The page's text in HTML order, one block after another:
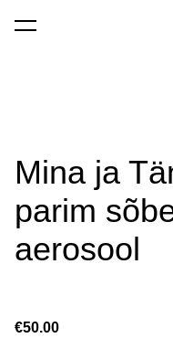
was added to the cart.
Mina ja
parim
aerosool
€50.00